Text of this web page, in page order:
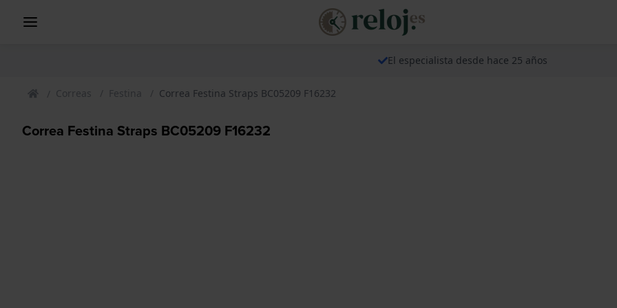
El especialista desde hace 25 años
Correas Festina Correa Festina Straps BC05209 F16232
Correa Festina Straps BC05209 F16232